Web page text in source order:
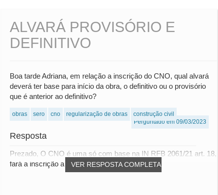
ALVARÁ PROVISÓRIO E
DEFINITIVO
Boa tarde Adriana, em relação a inscrição do CNO, qual alvará
deverá ter base para início da obra, o definitivo ou o provisório
que é anterior ao definitivo?
obras sero cno regularização de obras
construção civil
Perguntado em 09/03/2023
Resposta
VER RESPOSTA COMPLETA
Prezado, O CNO é uma só com base na IN RFB 2061/21 art. 18,
fará a inscrição após 30 dias do iníci...